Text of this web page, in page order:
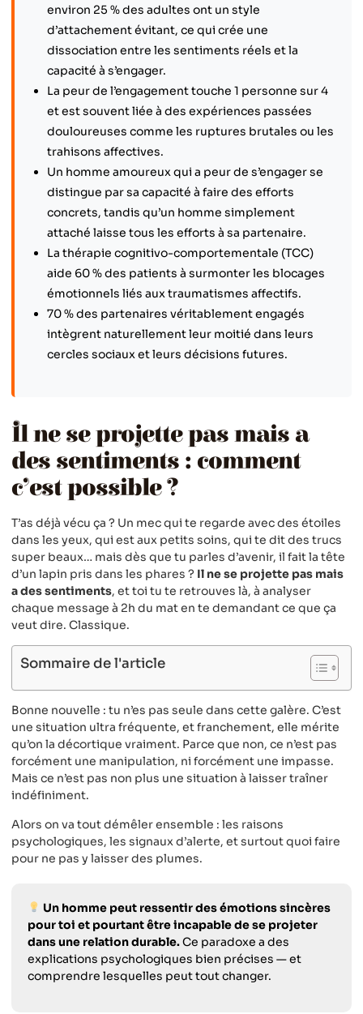
environ 25 % des adultes ont un style
d’attachement évitant, ce qui crée une
dissociation entre les sentiments réels et la
capacité à s’engager.
La peur de l’engagement touche 1 personne sur 4
et est souvent liée à des expériences passées
douloureuses comme les ruptures brutales ou les
trahisons affectives.
Un homme amoureux qui a peur de s’engager se
distingue par sa capacité à faire des efforts
concrets, tandis qu’un homme simplement
attaché laisse tous les efforts à sa partenaire.
La thérapie cognitivo-comportementale (TCC)
aide 60 % des patients à surmonter les blocages
émotionnels liés aux traumatismes affectifs.
70 % des partenaires véritablement engagés
intègrent naturellement leur moitié dans leurs
cercles sociaux et leurs décisions futures.
Il ne se projette pas mais a
des sentiments : comment
c’est possible ?
T’as déjà vécu ça ? Un mec qui te regarde avec des étoiles
dans les yeux, qui est aux petits soins, qui te dit des trucs
super beaux… mais dès que tu parles d’avenir, il fait la tête
d’un lapin pris dans les phares ? Il ne se projette pas mais
a des sentiments, et toi tu te retrouves là, à analyser
chaque message à 2h du mat en te demandant ce que ça
veut dire. Classique.
Sommaire de l'article
Bonne nouvelle : tu n’es pas seule dans cette galère. C’est
une situation ultra fréquente, et franchement, elle mérite
qu’on la décortique vraiment. Parce que non, ce n’est pas
forcément une manipulation, ni forcément une impasse.
Mais ce n’est pas non plus une situation à laisser traîner
indéfiniment.
Alors on va tout démêler ensemble : les raisons
psychologiques, les signaux d’alerte, et surtout quoi faire
pour ne pas y laisser des plumes.
Un homme peut ressentir des émotions sincères
pour toi et pourtant être incapable de se projeter
dans une relation durable.Ce paradoxe a des
explications psychologiques bien précises — et
comprendre lesquelles peut tout changer.